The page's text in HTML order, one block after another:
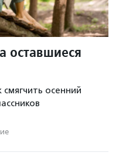
оставшиеся
смягчить осенний